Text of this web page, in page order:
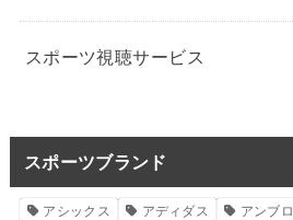
スポーツ視聴サービス
スポーツブランド
アシックス アディダス アンブロ